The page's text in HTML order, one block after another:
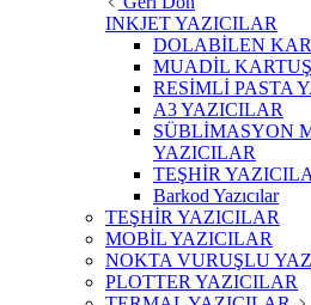
INKJET YAZICILAR
DOLABİLEN
MUADİL
RESİMLİ PASTA
A3 YAZICILAR
SÜBLİMASYON
YAZICILAR
TEŞHİR
Barkod Yazıcılar
TEŞHİR YAZICILAR
MOBİL YAZICILAR
NOKTA VURUŞLU
PLOTTER YAZICILAR